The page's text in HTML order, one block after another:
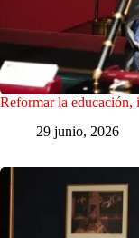
Reformar la
29 junio, 2026